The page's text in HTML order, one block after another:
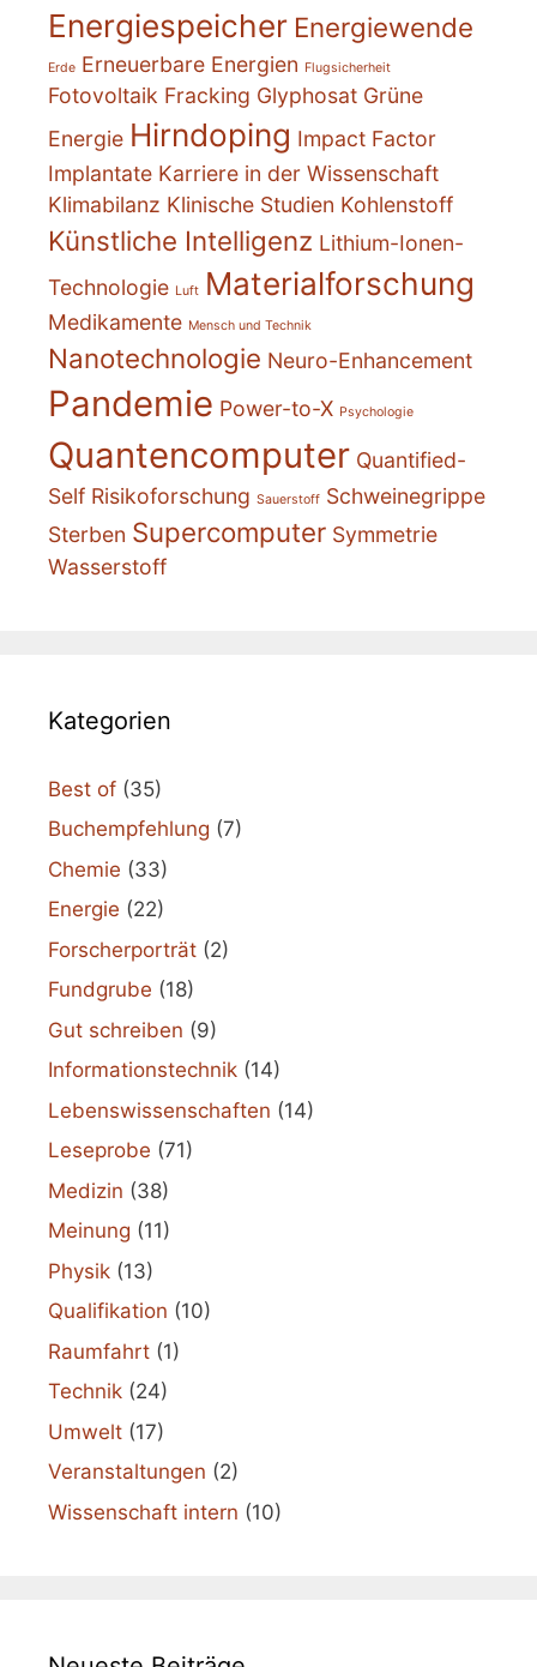
Energiespeicher Energiewende
Erde Erneuerbare Energien Flugsicherheit
Fotovoltaik Fracking Glyphosat Grüne
Energie Hirndoping Impact Factor
Implantate Karriere in der Wissenschaft
Klimabilanz Klinische Studien Kohlenstoff
Künstliche Intelligenz Lithium-Ionen-
Technologie Luft Materialforschung
Medikamente Mensch und Technik
Nanotechnologie Neuro-Enhancement
Pandemie Power-to-X Psychologie
Quantencomputer Quantified-
Self Risikoforschung Sauerstoff Schweinegrippe
Sterben Supercomputer Symmetrie
Wasserstoff
Kategorien
Best of (35)
Buchempfehlung (7)
Chemie (33)
Energie (22)
Forscherporträt (2)
Fundgrube (18)
Gut schreiben (9)
Informationstechnik (14)
Lebenswissenschaften (14)
Leseprobe (71)
Medizin (38)
Meinung (11)
Physik (13)
Qualifikation (10)
Raumfahrt (1)
Technik (24)
Umwelt (17)
Veranstaltungen (2)
Wissenschaft intern (10)